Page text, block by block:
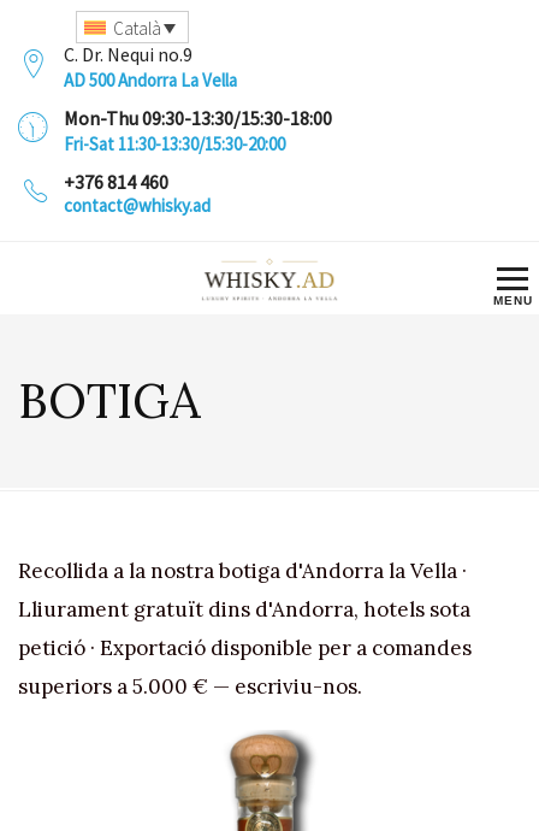
Català
C. Dr. Nequi no.9
AD 500 Andorra La Vella
Mon-Thu 09:30-13:30/15:30-18:00
Fri-Sat 11:30-13:30/15:30-20:00
+376 814 460
contact@whisky.ad
BOTIGA
Recollida a la nostra botiga d'Andorra la Vella ·
Lliurament gratuït dins d'Andorra, hotels sota
petició · Exportació disponible per a comandes
superiors a 5.000 € — escriviu-nos.